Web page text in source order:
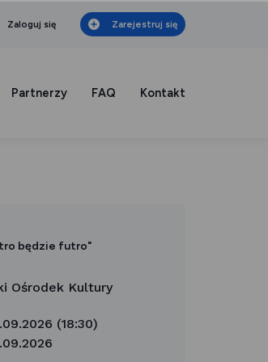
Zaloguj się Zarejestruj się
Partnerzy FAQ Kontakt
będzie futro"
Ośrodek Kultury
(18:30)